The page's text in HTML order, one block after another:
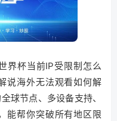
界杯当前IP受限制怎么
说海外无法观看如何解
球节点、多设备支持、
能帮你突破所有地区限